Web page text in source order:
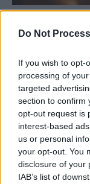
Do Not
If you wish to opt-
processing of
targeted
section to confirm
opt-out request is
interest-based
us or personal
your opt-out. You
disclosure of your
IAB’s list of